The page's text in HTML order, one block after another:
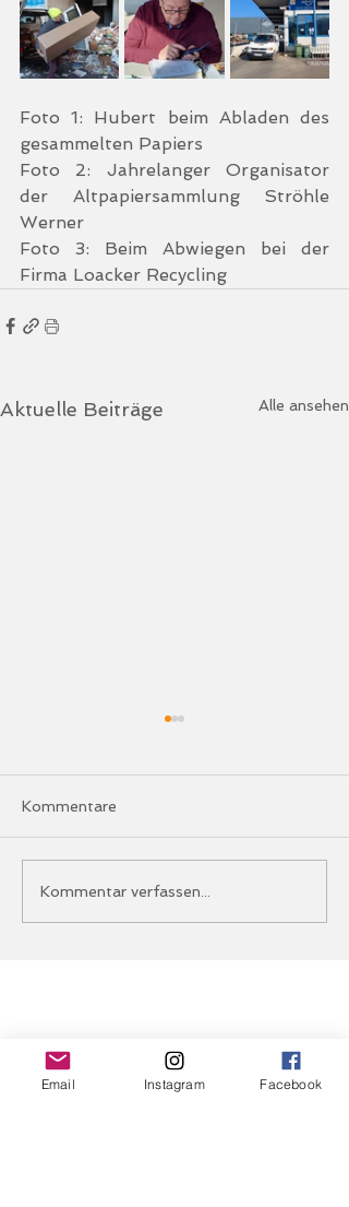
Foto 1: Hubert beim Abladen des
gesammelten Papiers
Foto 2: Jahrelanger Organisator
der Altpapiersammlung Ströhle
Werner
Foto 3: Beim Abwiegen bei der
Firma Loacker Recycling
Aktuelle Beiträge Alle ansehen
Küchenputz war
angesagt!
Kommentare
Kommentar verfassen...
Email Instagram Facebook